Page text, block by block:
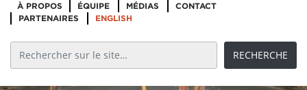
À PROPOS ÉQUIPE MÉDIAS
CONTACT
PARTENAIRES
ENGLISH